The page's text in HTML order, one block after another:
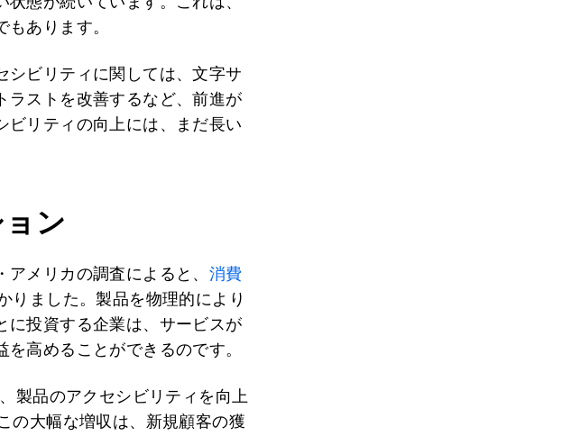
あります。
シビリティに関しては、文字サ
ラストを改善するなど、前進が
ビリティの向上には、まだ長い
ン
メリカの調査によると、 消費
りました。製品を物理的により
に投資する企業は、サービスが
高めることができるのです。
製品のアクセシビリティを向上
の大幅な増収は、新規顧客の獲